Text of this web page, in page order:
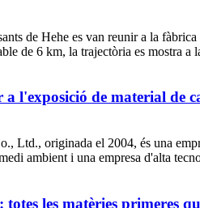
de Hehe es van reunir a la
de 6 km, la trajectòria es mostra
l'exposició de material de
Ltd., originada el 2004, és una
ambient i una empresa d'alta
les matèries primeres